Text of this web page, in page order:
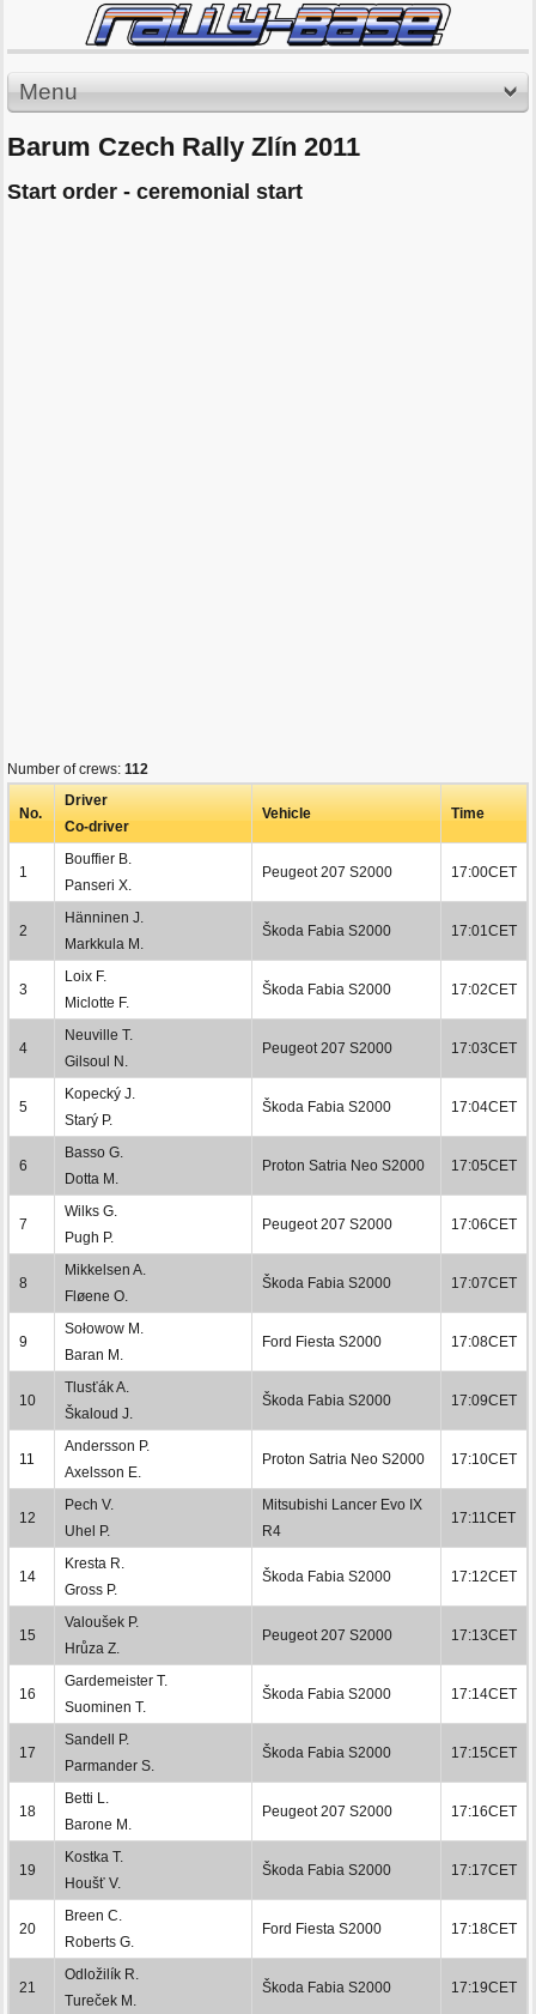
Menu
Barum Czech Rally Zlín 2011
Start order - ceremonial start
Number of crews: 112
No.
Driver
Co-driver
Vehicle Time
1
Bouffier B.
Panseri X.
Peugeot 207 S2000 17:00CET
2
Hänninen J.
Markkula M.
Škoda Fabia S2000 17:01CET
3
Loix F.
Miclotte F.
Škoda Fabia S2000 17:02CET
4
Neuville T.
Gilsoul N.
Peugeot 207 S2000 17:03CET
5
Kopecký J.
Starý P.
Škoda Fabia S2000 17:04CET
6
Basso G.
Dotta M.
Proton Satria Neo S2000 17:05CET
7
Wilks G.
Pugh P.
Peugeot 207 S2000 17:06CET
8
Mikkelsen A.
Fløene O.
Škoda Fabia S2000 17:07CET
9
Sołowow M.
Baran M.
Ford Fiesta S2000 17:08CET
10
Tlusťák A.
Škaloud J.
Škoda Fabia S2000 17:09CET
11
Andersson P.
Axelsson E.
Proton Satria Neo S2000 17:10CET
12
Pech V.
Uhel P.
Mitsubishi Lancer Evo IX
R4
17:11CET
14
Kresta R.
Gross P.
Škoda Fabia S2000 17:12CET
15
Valoušek P.
Hrůza Z.
Peugeot 207 S2000 17:13CET
16
Gardemeister T.
Suominen T.
Škoda Fabia S2000 17:14CET
17
Sandell P.
Parmander S.
Škoda Fabia S2000 17:15CET
18
Betti L.
Barone M.
Peugeot 207 S2000 17:16CET
19
Kostka T.
Houšť V.
Škoda Fabia S2000 17:17CET
20
Breen C.
Roberts G.
Ford Fiesta S2000 17:18CET
21
Odložilík R.
Tureček M.
Škoda Fabia S2000 17:19CET